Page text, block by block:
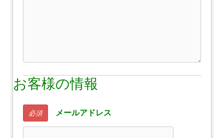
お客様の情報
必須 メールアドレス